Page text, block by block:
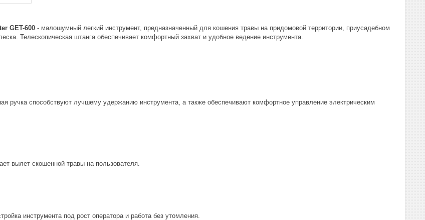
GET-600 - малошумный легкий инструмент, предназначенный для кошения травы на придомовой территории, приусадебном
Телескопическая штанга обеспечивает комфортный захват и удобное ведение инструмента.
ручка способствуют лучшему удержанию инструмента, а также обеспечивают комфортное управление электрическим
вылет скошенной травы на пользователя.
инструмента под рост оператора и работа без утомления.